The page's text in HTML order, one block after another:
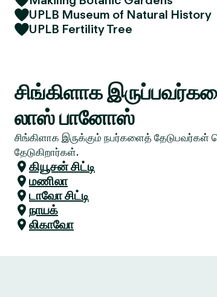
UPLB Museum of Natural History
UPLB Fertility Tree
சிங்கிளாக
லாஸ் பானோஸ்
சிங்கிளாக இருக்கும் நபர்களைத் தேடுபவர்கள்
தேடுகிறார்கள்.
கியூசன் சிட்டி
மணிலா
டாவோ சிட்டி
நாயக்
லிகாவோ